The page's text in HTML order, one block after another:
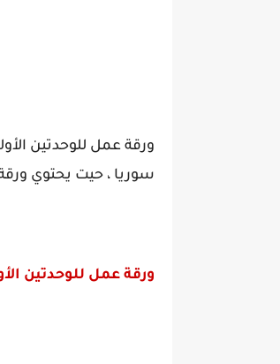
ورقة عمل للوحدتين
سوريا ، حيت يحتوي ورقة العمل علي 2 صفحات شاملة ،
ورقة عمل للوحدتين